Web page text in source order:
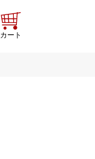
カート